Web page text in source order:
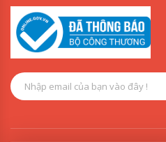
0918342277